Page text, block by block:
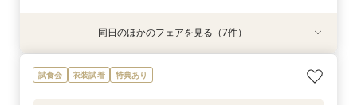
《オンライン相談会》スマホで参加OK◎見積り×
特典付き
特典あり
【パパママ応援！】マタニティ婚＆パパ・ママ婚
相談会
【結婚式を迷っている方へ】10名35万～*まるわ
かり相談会
特典あり
【平日限定のお得な特典あり】家族婚×ブランド
ホテルご相談会★
特典あり
【必要なものだけ】ぴったり見つかるお得プラン
♪最大28万優待
特典あり
挙式&ホテルスイートルーム会食10名35万円～♪
平日特典あり
特典あり
【絶景チャペル】賢くブランドホテル結婚式相談
会！限定特典付
同日のほかのフェアを見る（7件）
試食会 衣装試着 特典あり